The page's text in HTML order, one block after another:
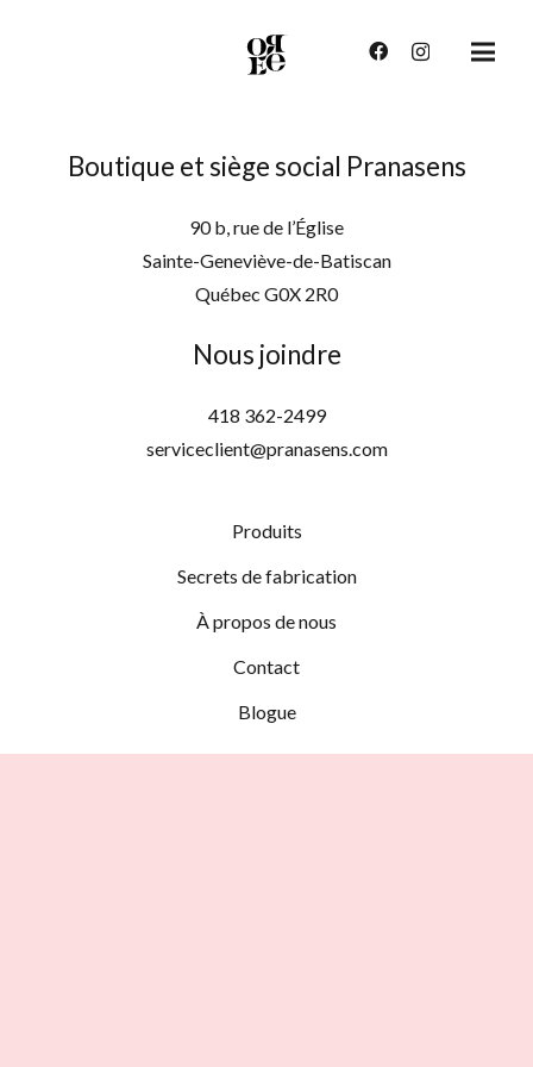
Boutique et siège social Pranasens
90 b, rue de l’Église
Sainte-Geneviève-de-Batiscan
Québec G0X 2R0
Nous joindre
418 362-2499
serviceclient@pranasens.com
Produits
Secrets de fabrication
À propos de nous
Contact
Blogue